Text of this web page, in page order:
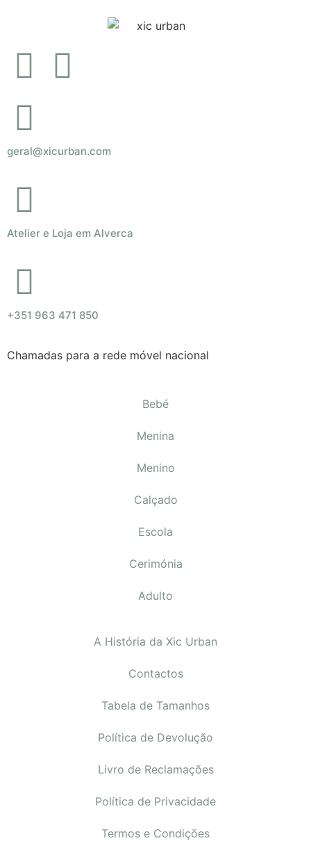
geral@xicurban.com
Atelier e Loja em Alverca
+351 963 471 850
Chamadas para a rede móvel nacional
Bebé
Menina
Menino
Calçado
Escola
Cerimónia
Adulto
A História da Xic Urban
Contactos
Tabela de Tamanhos
Política de Devolução
Livro de Reclamações
Política de Privacidade
Termos e Condições